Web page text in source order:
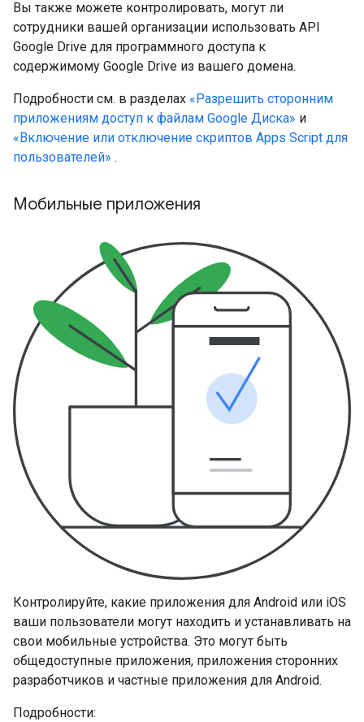
Вы также можете контролировать, могут ли
сотрудники вашей организации использовать API
Google Drive для программного доступа к
содержимому Google Drive из вашего домена.
Подробности см. в разделах «Разрешить сторонним
приложениям доступ к файлам Google Диска» и
«Включение или отключение скриптов Apps Script для
пользователей» .
Мобильные приложения
Контролируйте, какие приложения для Android или iOS
ваши пользователи могут находить и устанавливать на
свои мобильные устройства. Это могут быть
общедоступные приложения, приложения сторонних
разработчиков и частные приложения для Android.
Подробности: